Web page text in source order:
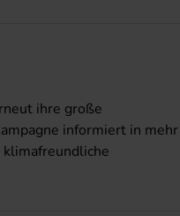
ihre große
informiert in mehr